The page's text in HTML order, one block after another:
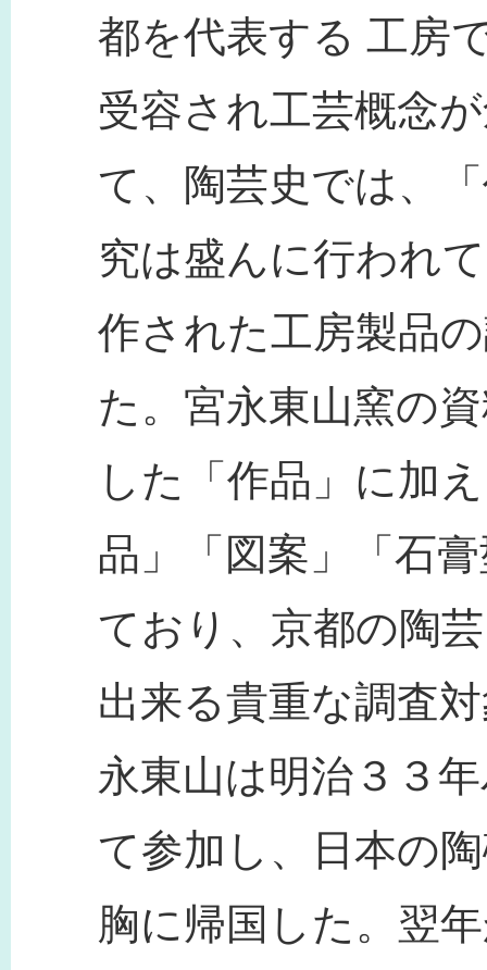
都を代表する 工房
受容され工芸概念
て、陶芸史では、
究は盛んに行われ
作された工房製品
た。宮永東山窯の
した「作品」に加
品」「図案」「石
ており、京都の陶
出来る貴重な調査
永東山は明治３３
て参加し、日本の
胸に帰国した。翌